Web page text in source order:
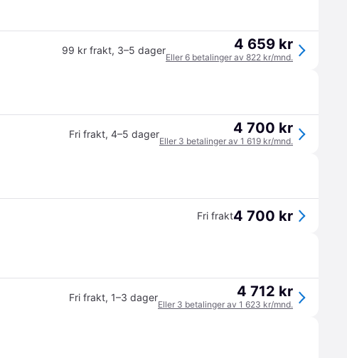
99 kr frakt, 3–5 dager 4 659 kr
Eller 6 betalinger av 822 kr/mnd.
Fri frakt, 4–5 dager 4 700 kr
Eller 3 betalinger av 1 619 kr/mnd.
Fri frakt4 700 kr
Fri frakt, 1–3 dager 4 712 kr
Eller 3 betalinger av 1 623 kr/mnd.